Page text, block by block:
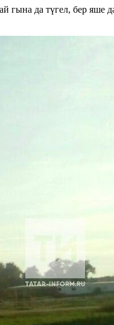
гына да түгел, бер яше